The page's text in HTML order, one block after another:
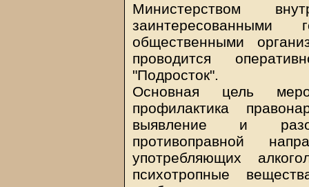
Министерством
заинтересованными
общественными
проводится
"Подросток".
Основная цель
профилактика
выявление и
противоправной
употребляющих
психотропные